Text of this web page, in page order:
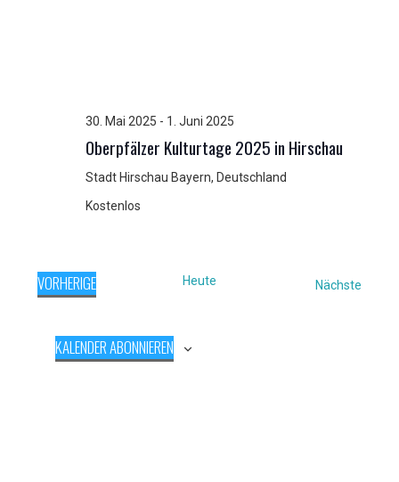
Oberpfälzer Kulturtage 2025 in Hirschau
30. Mai 2025 - 1. Juni 2025
Stadt Hirschau Bayern, Deutschland
Kostenlos
VORHERIGE
VERANSTALTUNGEN
Heute Nächste
KALENDER ABONNIEREN